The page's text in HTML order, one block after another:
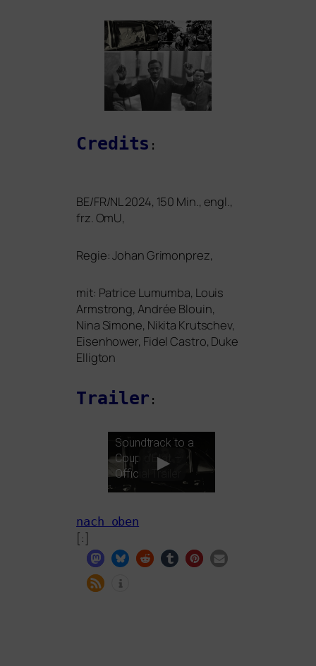
Credits :
BE/FR/NL2024, 150 Min., engl.,
frz. OmU,
Regie: Johan Grimonprez,
mit: Patrice Lumumba, Louis
Armstrong, Andrée Blouin,
Nina Simone, Nikita Krutschev,
Eisenhower, Fidel Castro, Duke
Elligton
Trailer :
Soundtrack to a
Coup d’Etat –
Official Trailer
nach oben
[:]